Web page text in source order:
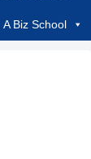
A Biz School